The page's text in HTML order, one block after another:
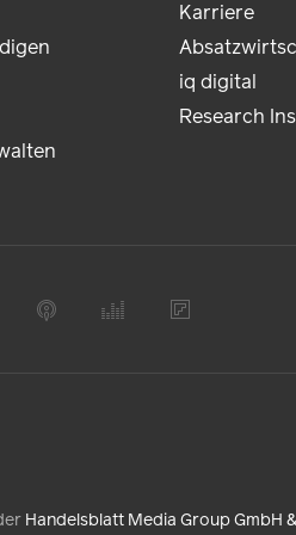
Karriere
iq digital
Research
Handelsblatt Media Group GmbH